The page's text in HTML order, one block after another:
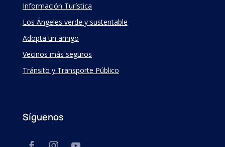
Información Turística
Los Ángeles verde y sustentable
Adopta un amigo
Vecinos más seguros
Tránsito y Transporte Público
Síguenos